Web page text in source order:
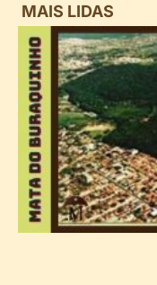
MAIS LIDAS